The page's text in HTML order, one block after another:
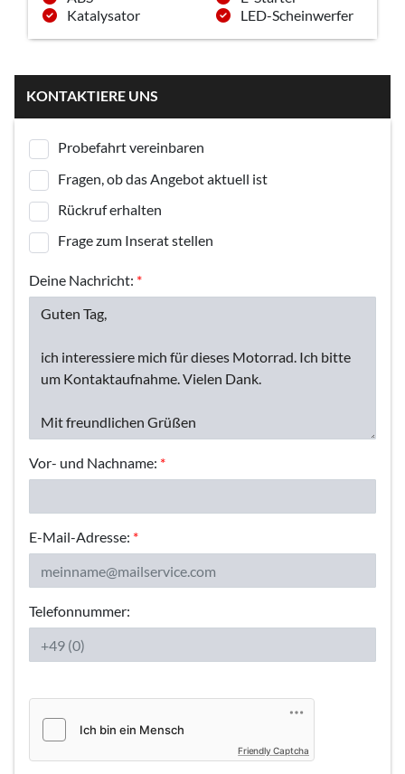
Katalysator
LED-Scheinwerfer
KONTAKTIERE UNS
Probefahrt vereinbaren
Fragen, ob das Angebot aktuell ist
Rückruf erhalten
Frage zum Inserat stellen
Deine Nachricht: *
Vor- und Nachname: *
E-Mail-Adresse: *
Telefonnummer:
Friendly Captcha